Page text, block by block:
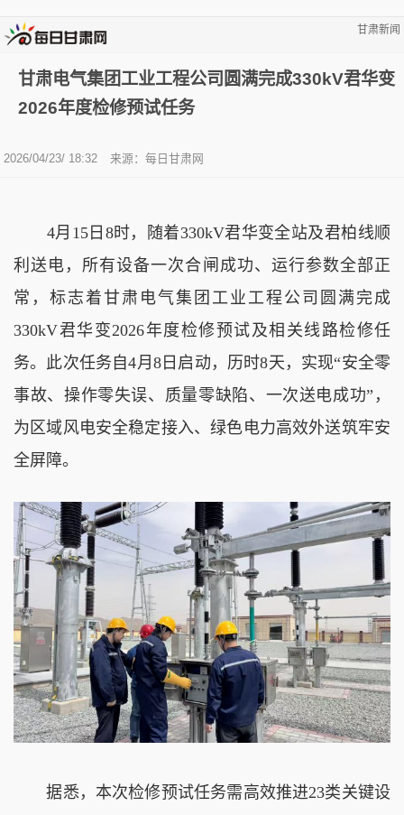
甘肃新闻
甘肃电气集团工业工程公司圆满完成330kV君华变
2026年度检修预试任务
2026/04/23/ 18:32 来源： 每日甘肃网
4月15日8时，随着330kV君华变全站及君柏线顺
利送电，所有设备一次合闸成功、运行参数全部正
常，标志着甘肃电气集团工业工程公司圆满完成
330kV君华变2026年度检修预试及相关线路检修任
务。此次任务自4月8日启动，历时8天，实现“安全零
事故、操作零失误、质量零缺陷、一次送电成功”，
为区域风电安全稳定接入、绿色电力高效外送筑牢安
全屏障。
据悉，本次检修预试任务需高效推进23类关键设